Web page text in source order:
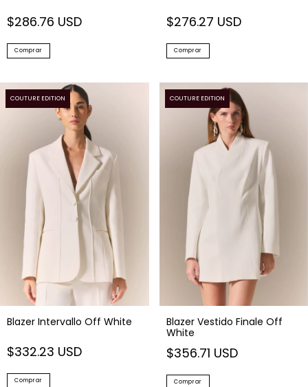
$286.76 USD
Comprar
$276.27 USD
Comprar
COUTURE EDITION
Blazer Intervallo Off White
$332.23 USD
Comprar
COUTURE EDITION
Blazer Vestido Finale Off
White
$356.71 USD
Comprar